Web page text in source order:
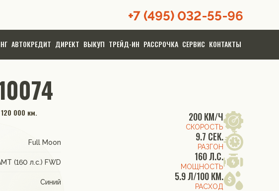
+7 (495) 032-55-96
АВТОКРЕДИТ ДИРЕКТ ВЫКУП ТРЕЙД-ИН РАССРОЧКА СЕРВИС КОНТАКТЫ
000 км.
Full Moon
(160 л.с.) FWD
Синий
200 КМ/Ч
СКОРОСТЬ
9.7 СЕК.
РАЗГОН
160 Л.С.
МОЩНОСТЬ
5.9 Л/100 КМ.
РАСХОД